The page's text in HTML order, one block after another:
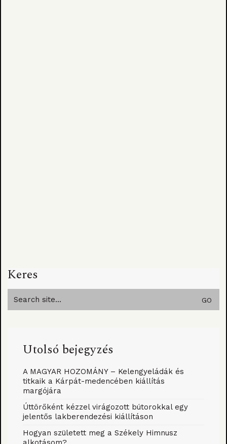
Keres
for:
Utolsó bejegyzés
A MAGYAR HOZOMÁNY – Kelengyeládák és
titkaik a Kárpát-medencében kiállítás
margójára
Úttörőként kézzel virágozott bútorokkal egy
jelentős lakberendezési kiállításon
Hogyan született meg a Székely Himnusz